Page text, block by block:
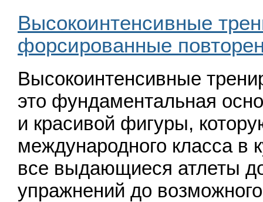
Высокоинтенсивные
форсированные
Высокоинтенсивные
это фундаментальная
и красивой фигуры,
международного класса в
все выдающиеся атлеты
упражнений до